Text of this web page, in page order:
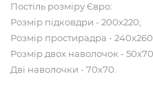
Постіль розміру Євро:
Розмір підковдри - 200х220;
Розмір простирадра -
Розмір двох наволочок -
Дві наволочки - 70х70.